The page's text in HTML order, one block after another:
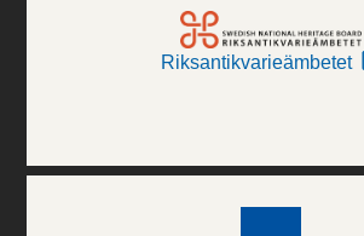
Riksantikvarieämbetet